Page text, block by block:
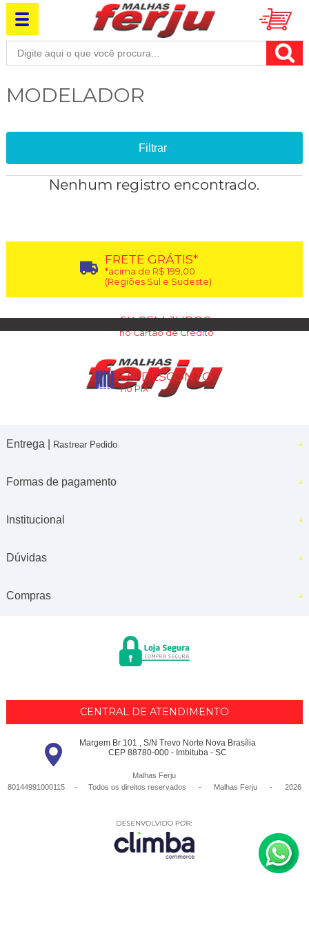
MODELADOR
Filtrar
Nenhum registro encontrado.
FRETE GRÁTIS*
*acima de R$ 199,00
(Regiões Sul e Sudeste)
6X SEM JUROS
no Cartão de Crédito
5% DESCONTO
no PIX
Entrega | Rastrear Pedido
Formas de pagamento
Institucional
Dúvidas
Compras
CENTRAL DE ATENDIMENTO
Margem Br 101 , S/N Trevo Norte Nova Brasília
CEP 88780-000 - Imbituba - SC
Malhas Ferju
80144991000115 - Todos os direitos reservados
- Malhas Ferju - 2026